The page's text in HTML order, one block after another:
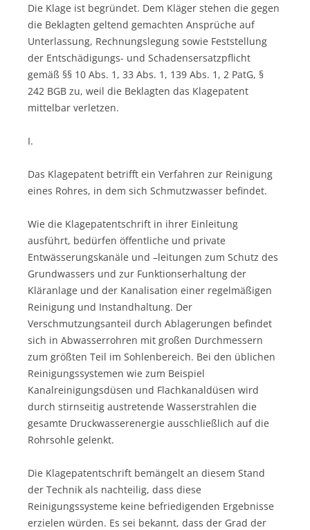
Die Klage ist begründet. Dem Kläger stehen die gegen
die Beklagten geltend gemachten Ansprüche auf
Unterlassung, Rechnungslegung sowie Feststellung
der Entschädigungs- und Schadensersatzpflicht
gemäß §§ 10 Abs. 1, 33 Abs. 1, 139 Abs. 1, 2 PatG, §
242 BGB zu, weil die Beklagten das Klagepatent
mittelbar verletzen.
I.
Das Klagepatent betrifft ein Verfahren zur Reinigung
eines Rohres, in dem sich Schmutzwasser befindet.
Wie die Klagepatentschrift in ihrer Einleitung
ausführt, bedürfen öffentliche und private
Entwässerungskanäle und –leitungen zum Schutz des
Grundwassers und zur Funktionserhaltung der
Kläranlage und der Kanalisation einer regelmäßigen
Reinigung und Instandhaltung. Der
Verschmutzungsanteil durch Ablagerungen befindet
sich in Abwasserrohren mit großen Durchmessern
zum größten Teil im Sohlenbereich. Bei den üblichen
Reinigungssystemen wie zum Beispiel
Kanalreinigungsdüsen und Flachkanaldüsen wird
durch stirnseitig austretende Wasserstrahlen die
gesamte Druckwasserenergie ausschließlich auf die
Rohrsohle gelenkt.
Die Klagepatentschrift bemängelt an diesem Stand
der Technik als nachteilig, dass diese
Reinigungssysteme keine befriedigenden Ergebnisse
erzielen würden. Es sei bekannt, dass der Grad der